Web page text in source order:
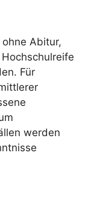
Abitur,
Für
werden